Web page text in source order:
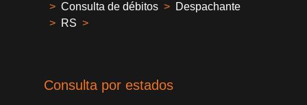
> Consulta de débitos > Despachante
> RS >
Consulta por estados